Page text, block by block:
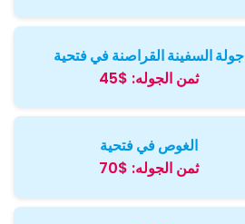
جولة السفينة القراصنة في فتحية
ثمن الجوله: $45
الغوص في فتحية
ثمن الجوله: $70